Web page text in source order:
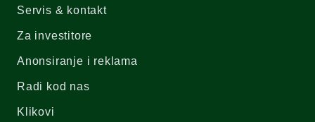
Servis & kontakt
Za investitore
Anonsiranje i reklama
Radi kod nas
Klikovi